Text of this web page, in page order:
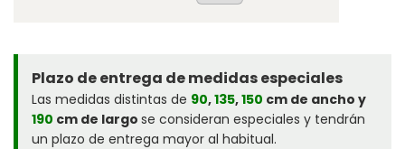
Plazo de entrega de medidas especiales
Las medidas distintas de 90,135,150 cm de ancho y
190 cm de largo se consideran especiales y tendrán
un plazo de entrega mayor al habitual.